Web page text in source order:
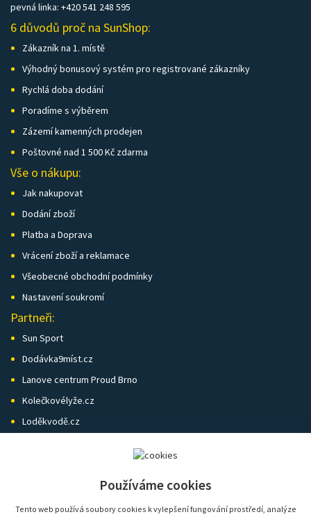
pevná linka: +420 541 248 595
6 důvodů proč na SunShop:
Zákazník na 1. místě
Výhodný bonusový systém pro registrované zákazníky
Rychlá doba dodání
Poradíme s výběrem
Zázemí kamenných prodejen
Poštovné nad 1 500 Kč zdarma
Vše o nákupu:
Jak nakupovat
Dodání zboží
Platba a Doprava
Vrácení zboží a reklamace
Všeobecné obchodní podmínky
Nastavení soukromí
Partneři:
Sun Sport
Dodávka9míst.cz
Lanove centrum Proud Brno
Kolečkovélyže.cz
Loděkvodě.cz
Používáme cookies
Tento web používá soubory cookies k vylepšení fungování prostředí, analýze